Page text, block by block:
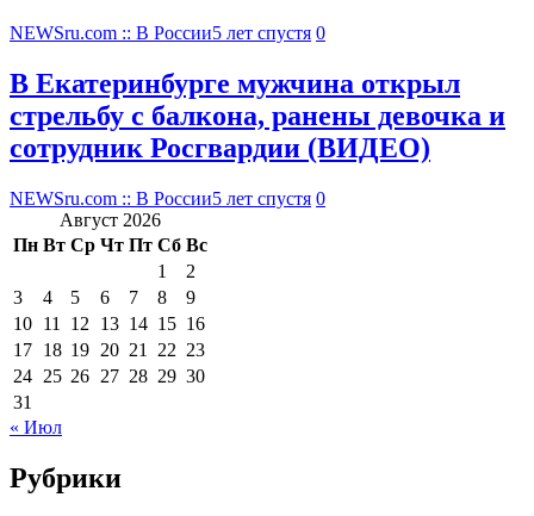
NEWSru.com :: В России5 лет спустя 0
В Екатеринбурге мужчина открыл
стрельбу с балкона, ранены девочка и
сотрудник Росгвардии (ВИДЕО)
NEWSru.com :: В России5 лет спустя 0
Август 2026
Пн Вт Ср Чт Пт Сб Вс
1
2
3
4 5 6 7 8
9
10 11 12 13 14 15 16
17 18 19 20 21 22 23
24 25 26 27 28 29 30
31
« Июл
Рубрики